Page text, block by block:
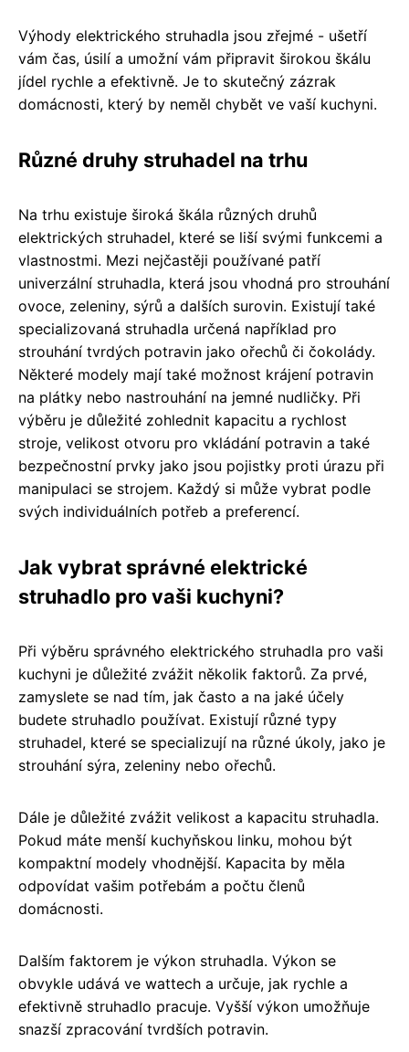
Výhody elektrického struhadla jsou zřejmé - ušetří
vám čas, úsilí a umožní vám připravit širokou škálu
jídel rychle a efektivně. Je to skutečný zázrak
domácnosti, který by neměl chybět ve vaší kuchyni.
Různé druhy struhadel na trhu
Na trhu existuje široká škála různých druhů
elektrických struhadel, které se liší svými funkcemi a
vlastnostmi. Mezi nejčastěji používané patří
univerzální struhadla, která jsou vhodná pro strouhání
ovoce, zeleniny, sýrů a dalších surovin. Existují také
specializovaná struhadla určená například pro
strouhání tvrdých potravin jako ořechů či čokolády.
Některé modely mají také možnost krájení potravin
na plátky nebo nastrouhání na jemné nudličky. Při
výběru je důležité zohlednit kapacitu a rychlost
stroje, velikost otvoru pro vkládání potravin a také
bezpečnostní prvky jako jsou pojistky proti úrazu při
manipulaci se strojem. Každý si může vybrat podle
svých individuálních potřeb a preferencí.
Jak vybrat správné elektrické
struhadlo pro vaši kuchyni?
Při výběru správného elektrického struhadla pro vaši
kuchyni je důležité zvážit několik faktorů. Za prvé,
zamyslete se nad tím, jak často a na jaké účely
budete struhadlo používat. Existují různé typy
struhadel, které se specializují na různé úkoly, jako je
strouhání sýra, zeleniny nebo ořechů.
Dále je důležité zvážit velikost a kapacitu struhadla.
Pokud máte menší kuchyňskou linku, mohou být
kompaktní modely vhodnější. Kapacita by měla
odpovídat vašim potřebám a počtu členů
domácnosti.
Dalším faktorem je výkon struhadla. Výkon se
obvykle udává ve wattech a určuje, jak rychle a
efektivně struhadlo pracuje. Vyšší výkon umožňuje
snazší zpracování tvrdších potravin.